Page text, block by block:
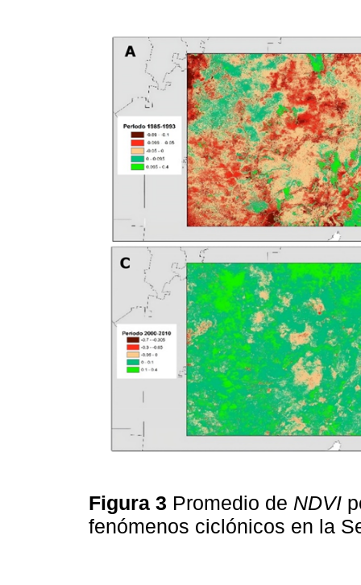
Figura 3 Promedio de NDVI
fenómenos ciclónicos en la